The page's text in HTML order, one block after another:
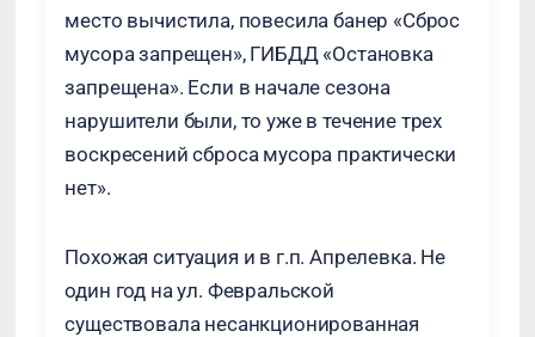
место вычистила, повесила банер «Сброс
мусора запрещен», ГИБДД «Остановка
запрещена». Если в начале сезона
нарушители были, то уже в течение трех
воскресений сброса мусора практически
нет».
Похожая ситуация и в г.п. Апрелевка. Не
один год на ул. Февральской
существовала несанкционированная